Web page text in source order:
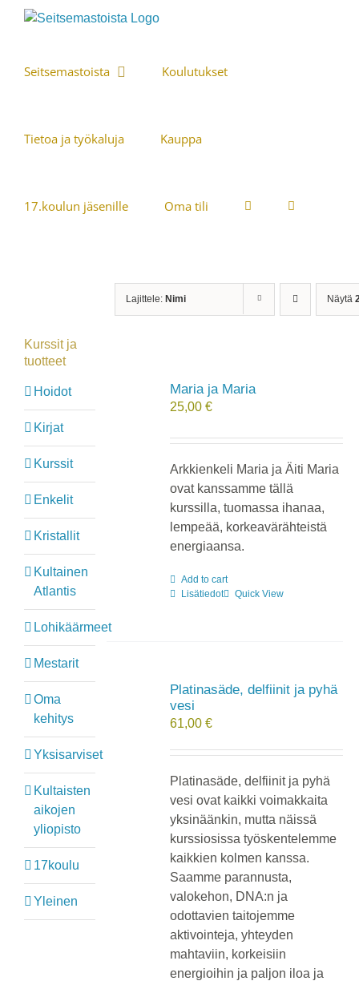
Skip
Seitsemastoista Koulutukset
Tietoa ja työkaluja Kauppa
17.koulun jäsenille Oma tili
Lajittele: Nimi Näytä
Maria ja Maria
25,00€
Arkkienkeli Maria ja Äiti Maria
ovat kanssamme tällä
kurssilla, tuomassa ihanaa,
lempeää, korkeavärähteistä
energiaansa.
Add to cart
Lisätiedot
Quick View
Platinasäde, delfiinit ja pyhä
vesi
61,00€
Platinasäde, delfiinit ja pyhä
vesi ovat kaikki voimakkaita
yksinäänkin, mutta näissä
kurssiosissa työskentelemme
kaikkien kolmen kanssa.
Saamme parannusta,
valokehon, DNA:n ja
odottavien taitojemme
aktivointeja, yhteyden
mahtaviin, korkeisiin
energioihin ja paljon iloa ja
Kurssit ja
tuotteet
Hoidot
Kirjat
Kurssit
Enkelit
Kristallit
Kultainen
Atlantis
Lohikäärmeet
Mestarit
Oma
kehitys
Yksisarviset
Kultaisten
aikojen
yliopisto
17koulu
Yleinen